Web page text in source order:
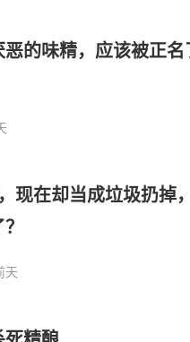
的味精，应该被正名
现在却当成垃圾扔掉
天